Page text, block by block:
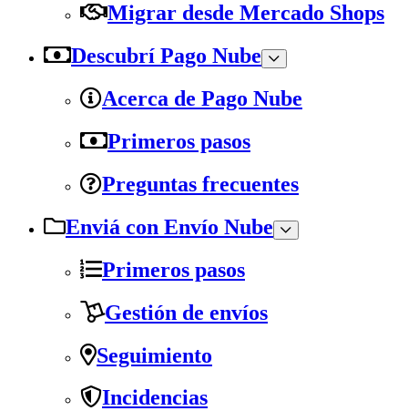
Migrar desde Mercado Shops
Descubrí Pago Nube
Acerca de Pago Nube
Primeros pasos
Preguntas frecuentes
Enviá con Envío Nube
Primeros pasos
Gestión de envíos
Seguimiento
Incidencias